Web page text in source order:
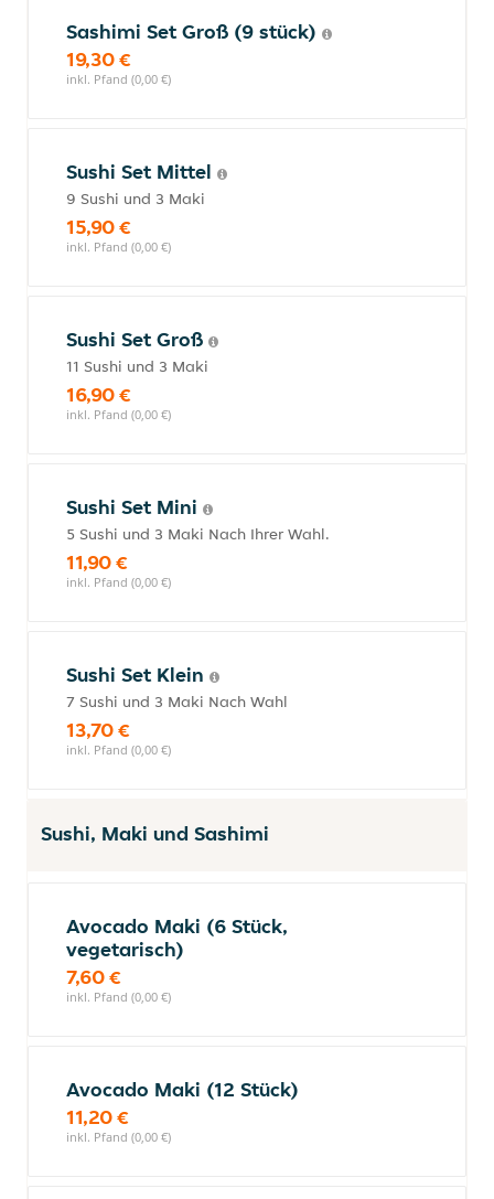
Sashimi Set Groß (9 stück)
19,30 €
inkl. Pfand (0,00 €)
Sushi Set Mittel
9 Sushi und 3 Maki
15,90 €
inkl. Pfand (0,00 €)
Sushi Set Groß
11 Sushi und 3 Maki
16,90 €
inkl. Pfand (0,00 €)
Sushi Set Mini
5 Sushi und 3 Maki Nach Ihrer Wahl.
11,90 €
inkl. Pfand (0,00 €)
Sushi Set Klein
7 Sushi und 3 Maki Nach Wahl
13,70 €
inkl. Pfand (0,00 €)
Sushi, Maki und Sashimi
Avocado Maki (6 Stück,
vegetarisch)
7,60 €
inkl. Pfand (0,00 €)
Avocado Maki (12 Stück)
11,20 €
inkl. Pfand (0,00 €)